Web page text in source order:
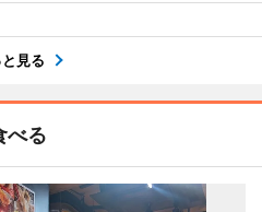
見る
べる